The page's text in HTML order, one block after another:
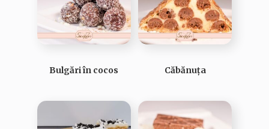
Bulgări în cocos Căbănuța